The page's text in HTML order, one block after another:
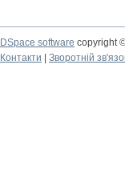
DSpace software copyright
Контакти
Зворотній